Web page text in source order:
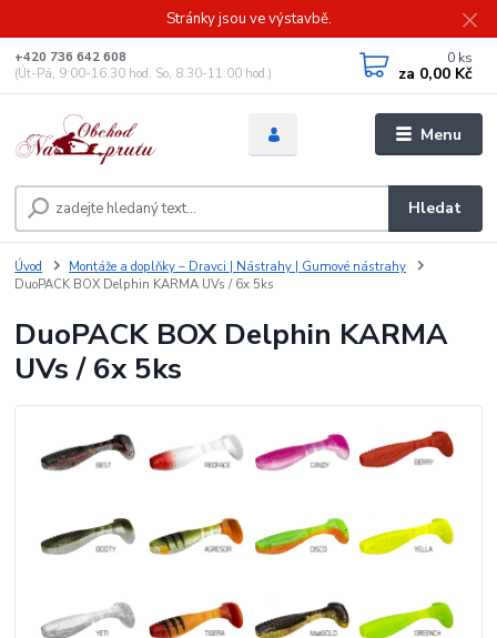
Stránky jsou ve výstavbě.
Menu
Hledat
+420 736 642 608
(Út-Pá, 9:00-16.30 hod. So, 8.30-11:00 hod.)
0 ks
za 0,00 Kč
Úvod
Montáže a doplňky – Dravci | Nástrahy | Gumové nástrahy
DuoPACK BOX Delphin KARMA UVs / 6x 5ks
DuoPACK BOX Delphin KARMA
UVs / 6x 5ks